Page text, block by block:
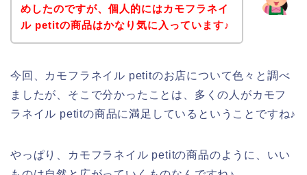
めしたのですが、個人的にはカモフラネイ
ル petitの商品はかなり気に入っています♪
今回、カモフラネイル petitのお店について色々と調べ
ましたが、そこで分かったことは、多くの人がカモフ
ラネイル petitの商品に満足しているということですね♪
やっぱり、カモフラネイル petitの商品のように、いい